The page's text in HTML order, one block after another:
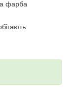
фарба